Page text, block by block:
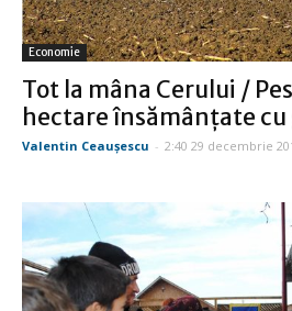
Economie
Tot la mâna Cerului /
hectare însămânţate cu
Valentin Ceauşescu - 2:40 29 decembrie